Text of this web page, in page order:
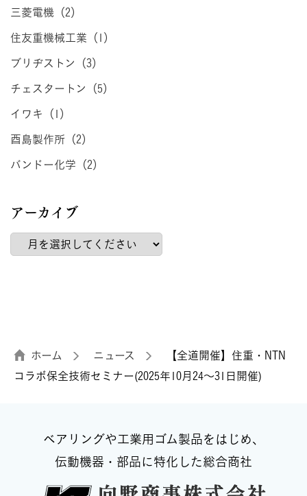
三菱電機（2）
住友重機械工業（1）
ブリヂストン（3）
チェスタートン（5）
イワキ（1）
酉島製作所（2）
バンドー化学（2）
アーカイブ
ホーム ニュース
【全道開催】住重・NTN
コラボ保全技術セミナー(2025年10月24～31日開催)
ベアリングや工業用ゴム製品をはじめ、
伝動機器・部品に特化した総合商社